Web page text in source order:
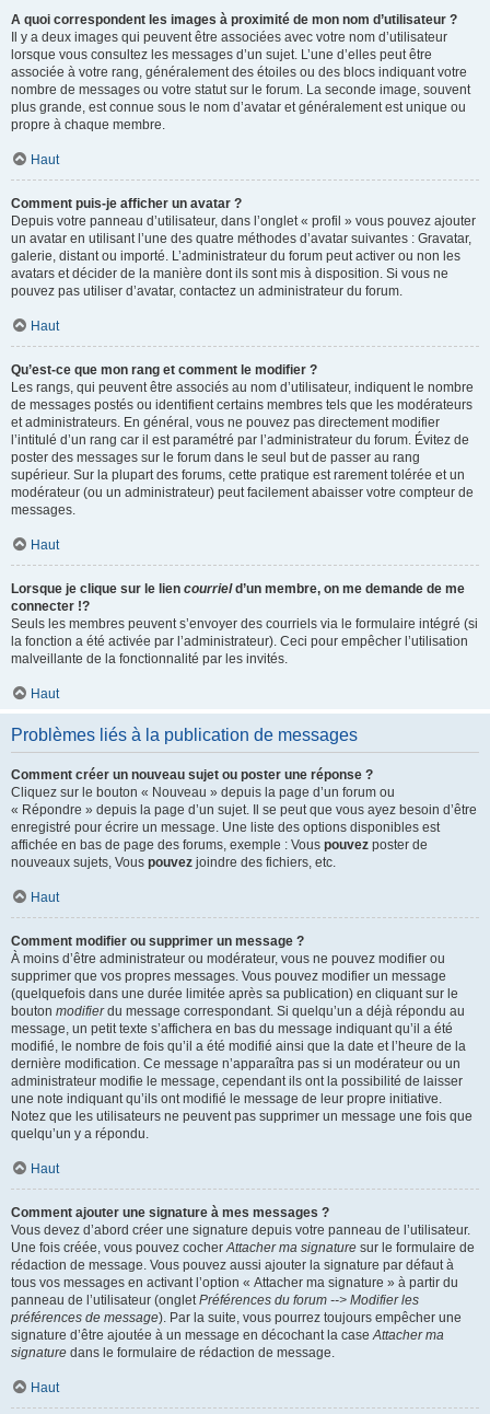
A quoi correspondent les images à proximité de mon nom d’utilisateur ?
Il y a deux images qui peuvent être associées avec votre nom d’utilisateur
lorsque vous consultez les messages d’un sujet. L’une d’elles peut être
associée à votre rang, généralement des étoiles ou des blocs indiquant votre
nombre de messages ou votre statut sur le forum. La seconde image, souvent
plus grande, est connue sous le nom d’avatar et généralement est unique ou
propre à chaque membre.
Haut
Comment puis-je afficher un avatar ?
Depuis votre panneau d’utilisateur, dans l’onglet « profil » vous pouvez ajouter
un avatar en utilisant l’une des quatre méthodes d’avatar suivantes : Gravatar,
galerie, distant ou importé. L’administrateur du forum peut activer ou non les
avatars et décider de la manière dont ils sont mis à disposition. Si vous ne
pouvez pas utiliser d’avatar, contactez un administrateur du forum.
Haut
Qu’est-ce que mon rang et comment le modifier ?
Les rangs, qui peuvent être associés au nom d’utilisateur, indiquent le nombre
de messages postés ou identifient certains membres tels que les modérateurs
et administrateurs. En général, vous ne pouvez pas directement modifier
l’intitulé d’un rang car il est paramétré par l’administrateur du forum. Évitez de
poster des messages sur le forum dans le seul but de passer au rang
supérieur. Sur la plupart des forums, cette pratique est rarement tolérée et un
modérateur (ou un administrateur) peut facilement abaisser votre compteur de
messages.
Haut
Lorsque je clique sur le lien courrield’un membre, on me demande de me
connecter !?
Seuls les membres peuvent s’envoyer des courriels via le formulaire intégré (si
la fonction a été activée par l’administrateur). Ceci pour empêcher l’utilisation
malveillante de la fonctionnalité par les invités.
Haut
Problèmes liés à la publication de messages
Comment créer un nouveau sujet ou poster une réponse ?
Cliquez sur le bouton « Nouveau » depuis la page d’un forum ou
« Répondre » depuis la page d’un sujet. Il se peut que vous ayez besoin d’être
enregistré pour écrire un message. Une liste des options disponibles est
affichée en bas de page des forums, exemple : Vous pouvez poster de
nouveaux sujets, Vous pouvez joindre des fichiers, etc.
Haut
Comment modifier ou supprimer un message ?
À moins d’être administrateur ou modérateur, vous ne pouvez modifier ou
supprimer que vos propres messages. Vous pouvez modifier un message
(quelquefois dans une durée limitée après sa publication) en cliquant sur le
bouton modifierdu message correspondant. Si quelqu’un a déjà répondu au
message, un petit texte s’affichera en bas du message indiquant qu’il a été
modifié, le nombre de fois qu’il a été modifié ainsi que la date et l’heure de la
dernière modification. Ce message n’apparaîtra pas si un modérateur ou un
administrateur modifie le message, cependant ils ont la possibilité de laisser
une note indiquant qu’ils ont modifié le message de leur propre initiative.
Notez que les utilisateurs ne peuvent pas supprimer un message une fois que
quelqu’un y a répondu.
Haut
Comment ajouter une signature à mes messages ?
Vous devez d’abord créer une signature depuis votre panneau de l’utilisateur.
Une fois créée, vous pouvez cocherAttacher ma signature sur le formulaire de
rédaction de message. Vous pouvez aussi ajouter la signature par défaut à
tous vos messages en activant l’option « Attacher ma signature » à partir du
panneau de l’utilisateur (ongletPréférences du forum --> Modifier les
préférences de message). Par la suite, vous pourrez toujours empêcher une
signature d’être ajoutée à un message en décochant la caseAttacher ma
signature dans le formulaire de rédaction de message.
Haut